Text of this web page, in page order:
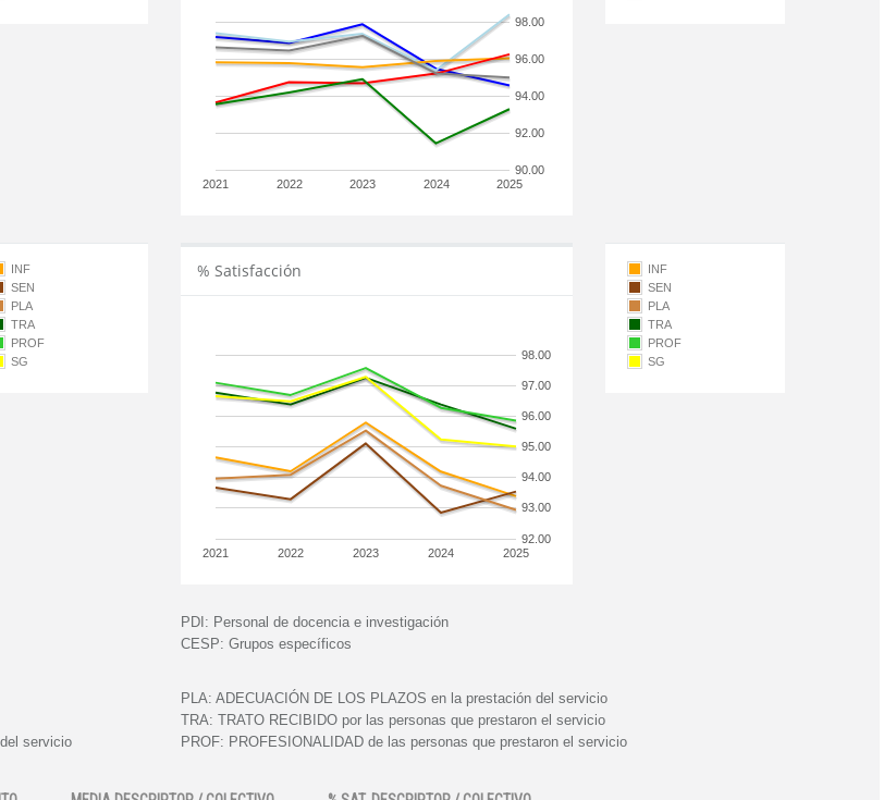
2021 2022 2023 2024 2025
90.00
92.00
94.00
96.00
98.00
INF
SEN
PLA
TRA
PROF
SG
% Satisfacción
2021 2022 2023 2024 2025
92.00
93.00
94.00
95.00
96.00
97.00
98.00
INF
SEN
PLA
TRA
PROF
SG
PDI: Personal de docencia e investigación
CESP: Grupos específicos
servicio
PLA: ADECUACIÓN DE LOS PLAZOS en la prestación del servicio
TRA: TRATO RECIBIDO por las personas que prestaron el servicio
PROF: PROFESIONALIDAD de las personas que prestaron el servicio